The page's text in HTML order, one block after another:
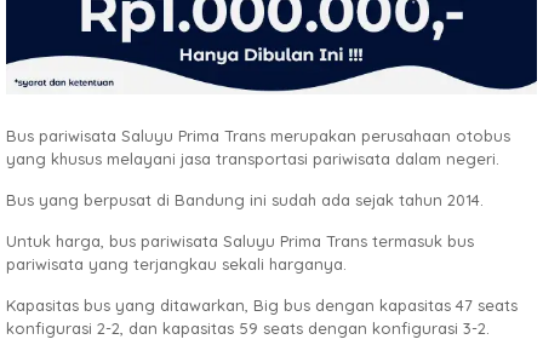
Bus pariwisata Saluyu Prima Trans merupakan perusahaan otobus
yang khusus melayani jasa transportasi pariwisata dalam negeri.
Bus yang berpusat di Bandung ini sudah ada sejak tahun 2014.
Untuk harga, bus pariwisata Saluyu Prima Trans termasuk bus
pariwisata yang terjangkau sekali harganya.
Kapasitas bus yang ditawarkan, Big bus dengan kapasitas 47 seats
konfigurasi 2-2, dan kapasitas 59 seats dengan konfigurasi 3-2.